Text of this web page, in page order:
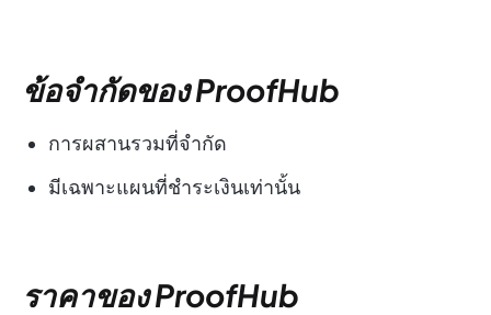
ข้อจำกัดของ ProofHub
การผสานรวมที่จำกัด
มีเฉพาะแผนที่ชำระเงินเท่านั้น
ราคาของ ProofHub